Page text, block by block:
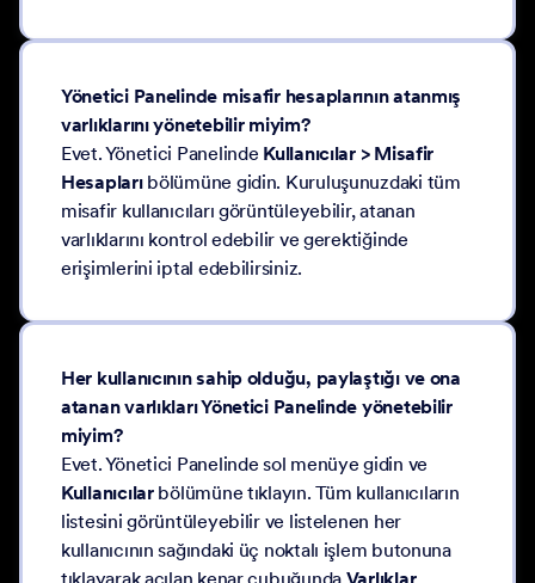
Yönetici Panelinde misafir hesaplarının atanmış
varlıklarını yönetebilir miyim?
Evet. Yönetici Panelinde Kullanıcılar > Misafir
Hesaplarıbölümüne gidin. Kuruluşunuzdaki tüm
misafir kullanıcıları görüntüleyebilir, atanan
varlıklarını kontrol edebilir ve gerektiğinde
erişimlerini iptal edebilirsiniz.
Her kullanıcının sahip olduğu, paylaştığı ve ona
atanan varlıkları Yönetici Panelinde yönetebilir
miyim?
Evet. Yönetici Panelinde sol menüye gidin ve
Kullanıcılarbölümüne tıklayın. Tüm kullanıcıların
listesini görüntüleyebilir ve listelenen her
kullanıcının sağındaki üç noktalı işlem butonuna